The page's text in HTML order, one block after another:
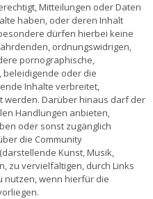
Mitteilungen oder Daten
haben, oder deren Inhalt
dürfen hierbei keine
ordnungswidrigen,
pornographische,
oder die
Inhalte verbreitet,
werden. Darüber hinaus darf der
Handlungen anbieten,
oder sonst zugänglich
die Community
Kunst, Musik,
zu vervielfältigen, durch Links
nutzen, wenn hierfür die